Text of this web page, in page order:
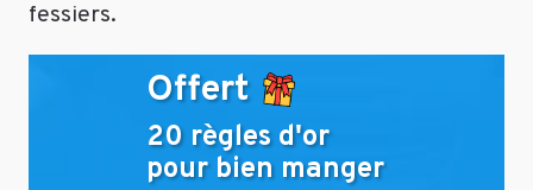
fessiers.
Offert
20 règles d'or
pour bien manger